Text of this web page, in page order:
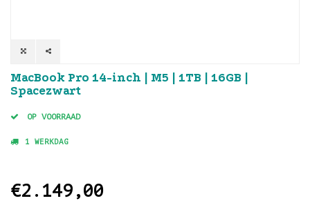
MacBook Pro 14-inch | M5 | 1TB | 16GB |
Spacezwart
OP VOORRAAD
1 WERKDAG
€2.149,00